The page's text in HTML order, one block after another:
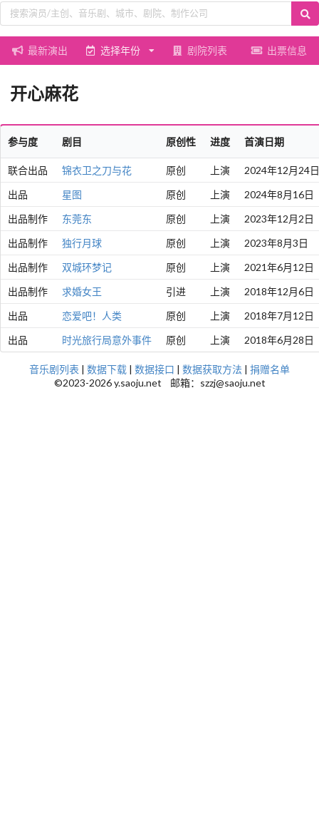
最新演出 选择年份 剧院列表 出票信息
开心麻花
参与度 剧目 原创性 进度 首演日期
联合出品 锦衣卫之刀与花 原创 上演
2024年12月24日
出品
星图 原创 上演
2024年8月16日
出品制作
东莞东 原创 上演
2023年12月2日
出品制作
独行月球 原创 上演
2023年8月3日
出品制作
双城环梦记 原创 上演
2021年6月12日
出品制作
求婚女王 引进 上演
2018年12月6日
出品
恋爱吧！人类 原创 上演
2018年7月12日
出品
时光旅行局意外事件 原创 上演 2018年6月28日
音乐剧列表 | 数据下载 | 数据接口 | 数据获取方法 | 捐赠名单
©2023-2026 y.saoju.net 邮箱：szzj@saoju.net